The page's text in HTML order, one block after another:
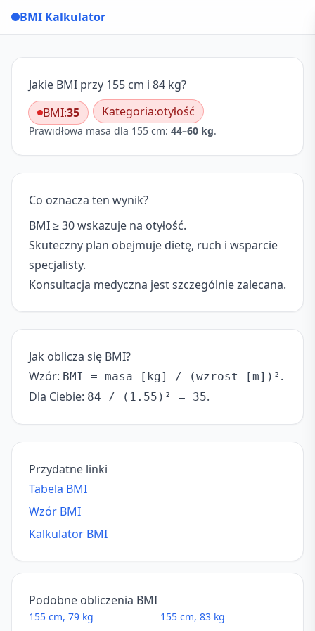
BMI Kalkulator
Jakie BMI przy 155 cm i 84 kg?
BMI:35 Kategoria:otyłość
Prawidłowa masa dla 155 cm: 44–60 kg.
Co oznacza ten wynik?
BMI ≥ 30 wskazuje na otyłość.
Skuteczny plan obejmuje dietę, ruch i wsparcie
specjalisty.
Konsultacja medyczna jest szczególnie zalecana.
Jak oblicza się BMI?
Wzór: BMI = masa [kg] / (wzrost [m])² .
Dla Ciebie: 84 / (1.55)² = 35.
Przydatne linki
Tabela BMI
Wzór BMI
Kalkulator BMI
Podobne obliczenia BMI
155 cm, 79 kg
155 cm, 83 kg